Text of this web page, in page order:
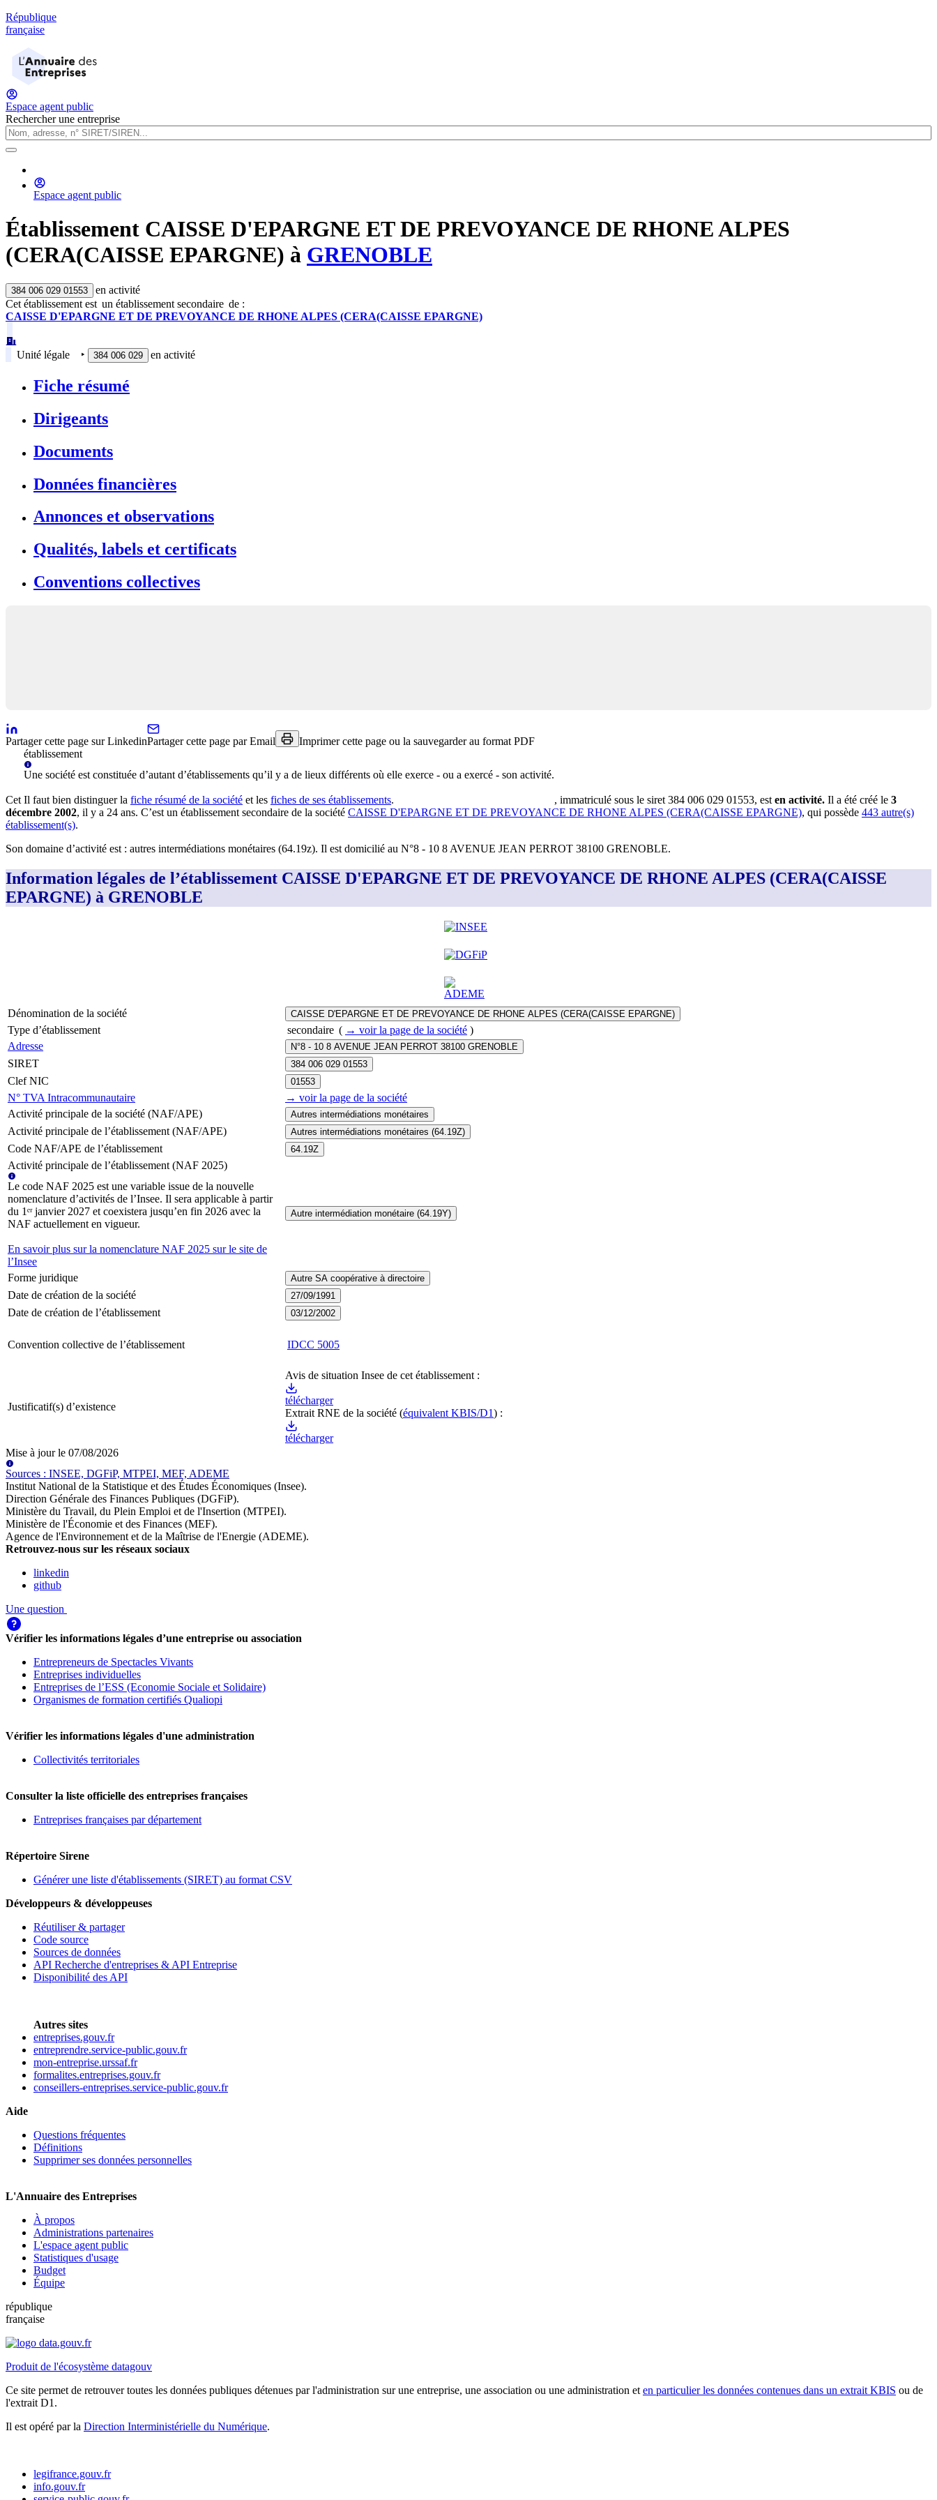
République
française
Espace agent public
Rechercher une entreprise
Espace agent public
Établissement CAISSE D'EPARGNE ET DE PREVOYANCE DE RHONE ALPES
(CERA(CAISSE EPARGNE) à GRENOBLE
384 006 029 01553
en activité
Cet établissement est un établissement secondaire de :
CAISSE D'EPARGNE ET DE PREVOYANCE DE RHONE ALPES (CERA(CAISSE EPARGNE)
Unité légale ‣ 384 006 029 en activité
Fiche résumé
Dirigeants
Documents
Données financières
Annonces et observations
Qualités, labels et certificats
Conventions collectives
Partager cette page sur LinkedinPartager cette page par Email Imprimer cette page ou la sauvegarder au format PDF
Cet
établissement
Une société est constituée d’autant d’établissements qu’il y a de lieux différents où elle exerce - ou a exercé - son activité.
Il faut bien distinguer la fiche résumé de la société et les fiches de ses établissements. , immatriculé sous le siret 384 006 029 01553, est en activité. Il a été créé le 3
décembre 2002, il y a 24 ans. C’est un établissement secondaire de la société CAISSE D'EPARGNE ET DE PREVOYANCE DE RHONE ALPES (CERA(CAISSE EPARGNE), qui possède 443 autre(s)
établissement(s).
Son domaine d’activité est : autres intermédiations monétaires (64.19z). Il est domicilié au N°8 - 10 8 AVENUE JEAN PERROT 38100 GRENOBLE.
Information légales de l’établissement CAISSE D'EPARGNE ET DE PREVOYANCE DE RHONE ALPES (CERA(CAISSE
EPARGNE) à GRENOBLE
Dénomination de la société CAISSE D'EPARGNE ET DE PREVOYANCE DE RHONE ALPES (CERA(CAISSE EPARGNE)
Type d’établissement secondaire ( → voir la page de la société )
Adresse
N°8 - 10 8 AVENUE JEAN PERROT 38100 GRENOBLE
SIRET 384 006 029 01553
Clef NIC 01553
N° TVA Intracommunautaire → voir la page de la société
Activité principale de la société (NAF/APE)
Autres intermédiations monétaires
Activité principale de l’établissement (NAF/APE) Autres intermédiations monétaires (64.19Z)
Code NAF/APE de l’établissement 64.19Z
Activité principale de l’établissement (NAF 2025)
Le code NAF 2025 est une variable issue de la nouvelle
nomenclature d’activités de l’Insee. Il sera applicable à partir
du 1ᵉʳ janvier 2027 et coexistera jusqu’en fin 2026 avec la
NAF actuellement en vigueur.
En savoir plus sur la nomenclature NAF 2025 sur le site de
l’Insee
Autre intermédiation monétaire (64.19Y)
Forme juridique Autre SA coopérative à directoire
Date de création de la société 27/09/1991
Date de création de l’établissement 03/12/2002
Convention collective de l’établissement IDCC 5005
Justificatif(s) d’existence
Avis de situation Insee de cet établissement :
télécharger
Extrait RNE de la société (équivalent KBIS/D1) :
télécharger
Mise à jour le 07/08/2026
Sources : INSEE, DGFiP, MTPEI, MEF, ADEME
Institut National de la Statistique et des Études Économiques (Insee).
Direction Générale des Finances Publiques (DGFiP).
Ministère du Travail, du Plein Emploi et de l'Insertion (MTPEI).
Ministère de l'Économie et des Finances (MEF).
Agence de l'Environnement et de la Maîtrise de l'Energie (ADEME).
Retrouvez-nous sur les réseaux sociaux
linkedin
github
Une question
Vérifier les informations légales d’une entreprise ou association
Entrepreneurs de Spectacles Vivants
Entreprises individuelles
Entreprises de l’ESS (Economie Sociale et Solidaire)
Organismes de formation certifiés Qualiopi
Vérifier les informations légales d'une administration
Collectivités territoriales
Consulter la liste officielle des entreprises françaises
Entreprises françaises par département
Répertoire Sirene
Générer une liste d'établissements (SIRET) au format CSV
Développeurs & développeuses
Réutiliser & partager
Code source
Sources de données
API Recherche d'entreprises & API Entreprise
Disponibilité des API
Autres sites
entreprises.gouv.fr
entreprendre.service-public.gouv.fr
mon-entreprise.urssaf.fr
formalites.entreprises.gouv.fr
conseillers-entreprises.service-public.gouv.fr
Aide
Questions fréquentes
Définitions
Supprimer ses données personnelles
L'Annuaire des Entreprises
À propos
Administrations partenaires
L'espace agent public
Statistiques d'usage
Budget
Équipe
république
française
Produit de l'écosystème datagouv
Ce site permet de retrouver toutes les données publiques détenues par l'administration sur une entreprise, une association ou une administration et en particulier les données contenues dans un extrait KBIS ou de
l'extrait D1.
Il est opéré par la Direction Interministérielle du Numérique.
legifrance.gouv.fr
info.gouv.fr